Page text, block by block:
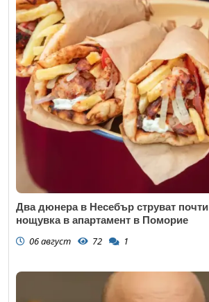
Два дюнера в Несебър струват
нощувка в апартамент в Поморие
06 август 72 1